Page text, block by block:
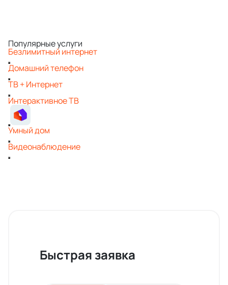
Популярные услуги
Безлимитный интернет
Домашний телефон
ТВ + Интернет
Интерактивное ТВ
Умный дом
Видеонаблюдение
Быстрая заявка